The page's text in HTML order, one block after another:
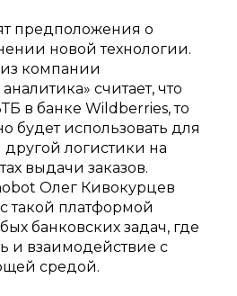
предположения о
новой технологии.
компании
считает, что
в банке Wildberries, то
будет использовать для
другой логистики на
выдачи заказов.
Олег Кивокурцев
такой платформой
банковских задач, где
и взаимодействие с
средой.